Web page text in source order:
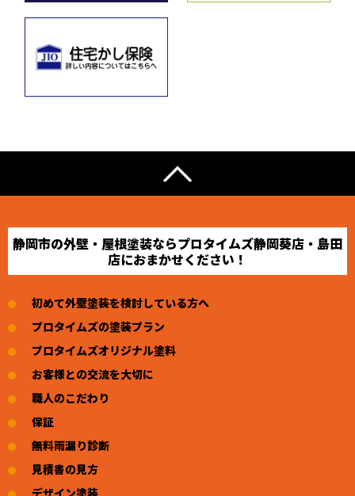
静岡市の外壁・屋根塗装ならプロタイムズ静岡葵店・島田
店におまかせください！
初めて外壁塗装を検討している方へ
プロタイムズの塗装プラン
プロタイムズオリジナル塗料
お客様との交流を大切に
職人のこだわり
保証
無料雨漏り診断
見積書の見方
デザイン塗装